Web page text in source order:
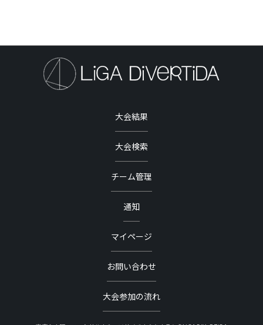
大会結果
大会検索
チーム管理
通知
マイページ
お問い合わせ
大会参加の流れ